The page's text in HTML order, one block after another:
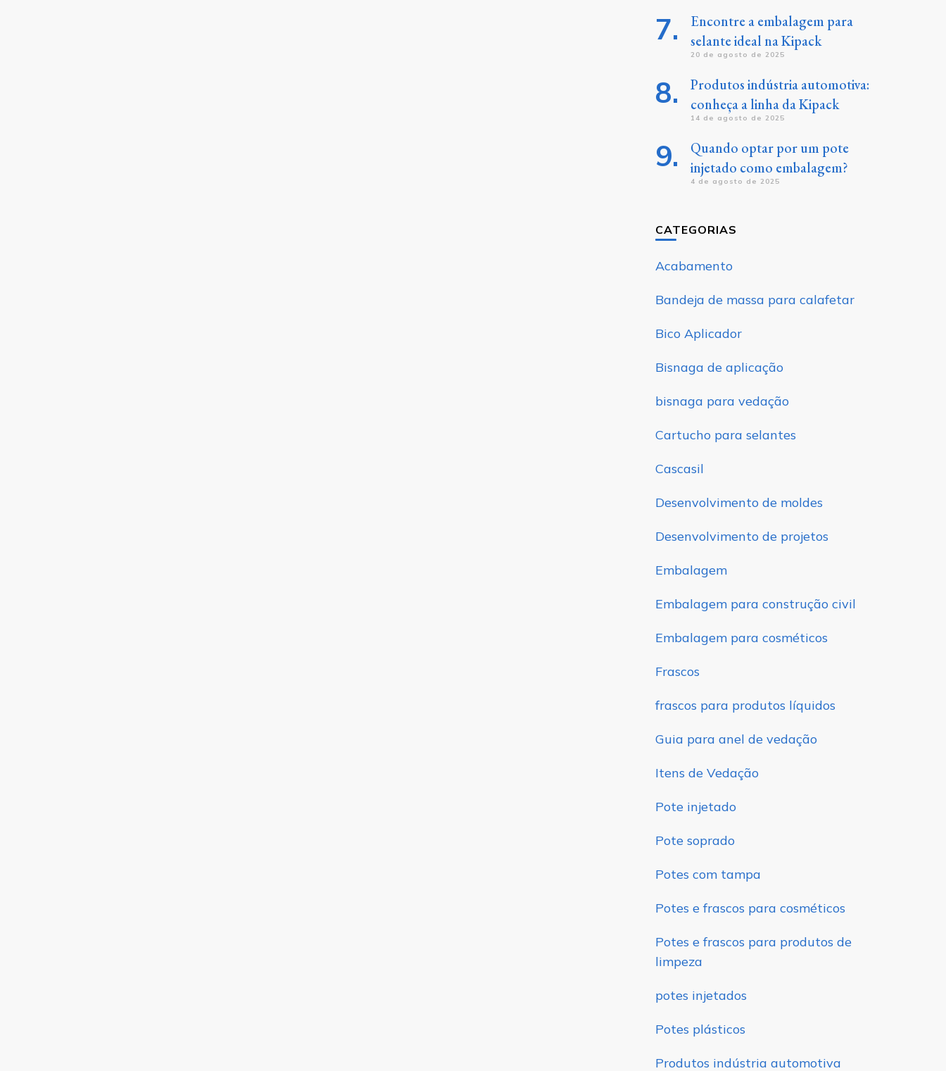
Encontre a embalagem para
selante ideal na Kipack
20 de agosto de 2025
Produtos indústria automotiva:
conheça a linha da Kipack
14 de agosto de 2025
Quando optar por um pote
injetado como embalagem?
4 de agosto de 2025
CATEGORIAS
Acabamento
Bandeja de massa para calafetar
Bico Aplicador
Bisnaga de aplicação
bisnaga para vedação
Cartucho para selantes
Cascasil
Desenvolvimento de moldes
Desenvolvimento de projetos
Embalagem
Embalagem para construção civil
Embalagem para cosméticos
Frascos
frascos para produtos líquidos
Guia para anel de vedação
Itens de Vedação
Pote injetado
Pote soprado
Potes com tampa
Potes e frascos para cosméticos
Potes e frascos para produtos de
limpeza
potes injetados
Potes plásticos
Produtos indústria automotiva